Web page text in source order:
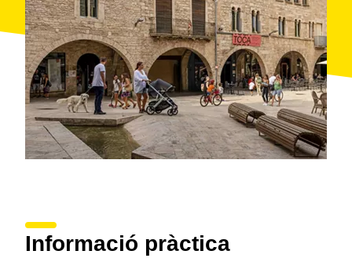
Informació pràctica